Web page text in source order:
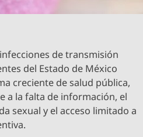
de transmisión
del Estado de México
creciente de salud pública,
a la falta de información, el
sexual y el acceso limitado a